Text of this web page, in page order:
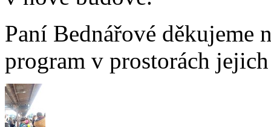
Paní Bednářové děkujeme
program v prostorách